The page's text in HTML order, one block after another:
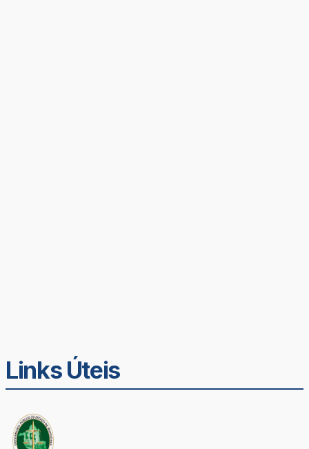
Links Úteis